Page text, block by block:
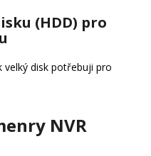
(HDD) pro
velký disk potřebuji pro
NVR